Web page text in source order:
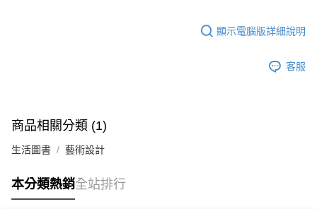
顯示電腦版詳細說明
客服
商品相關分類 (1)
生活圖書 藝術設計
本分類熱銷全站排行